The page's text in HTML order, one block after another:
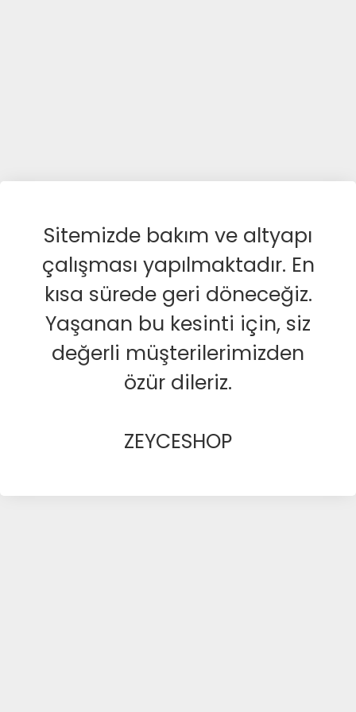
Sitemizde bakım ve altyapı
çalışması yapılmaktadır. En
kısa sürede geri döneceğiz.
Yaşanan bu kesinti için, siz
değerli müşterilerimizden
özür dileriz.
ZEYCESHOP